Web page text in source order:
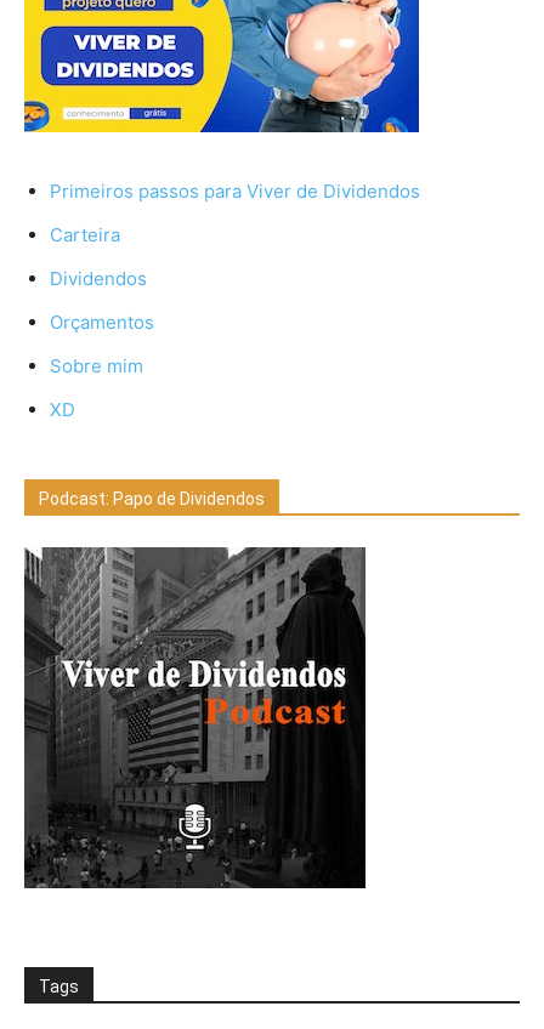
Primeiros passos para Viver de Dividendos
Carteira
Dividendos
Orçamentos
Sobre mim
XD
Podcast: Papo de Dividendos
Tags